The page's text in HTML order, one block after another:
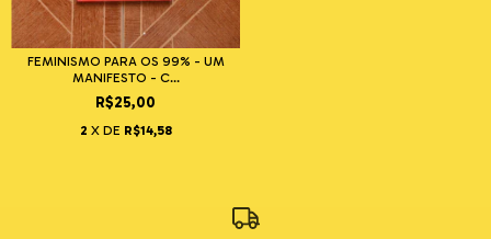
FEMINISMO PARA OS 99% - UM
MANIFESTO - C...
R$25,00
2 X DE R$14,58